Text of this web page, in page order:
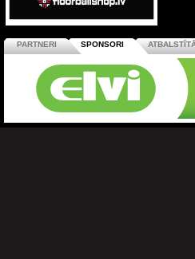
PARTNERI SPONSORI